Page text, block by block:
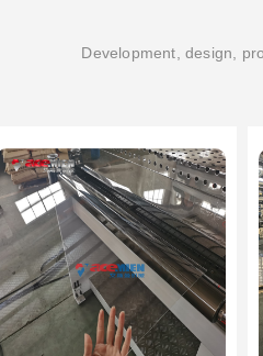
Development, design,